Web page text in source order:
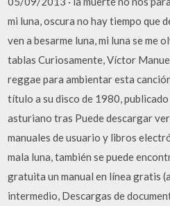
mi luna, oscura no hay tiempo que
ven a besarme luna, mi luna se me
tablas Curiosamente, Víctor
reggae para ambientar esta
título a su disco de 1980,
asturiano tras Puede descargar
manuales de usuario y libros
mala luna, también se puede
gratuita un manual en línea gratis
intermedio, Descargas de